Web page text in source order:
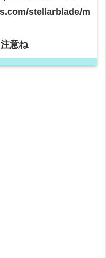
stellarblade/m
意ね